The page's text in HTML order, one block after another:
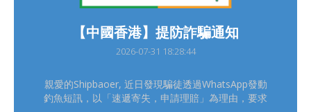
【中國香港】提防詐騙通知
2026-07-31 18:28:44
親愛的Shipbaoer, 近日發現騙徒透過WhatsApp發動
釣魚短訊，以「速遞寄失，申請理賠」為理由，要求